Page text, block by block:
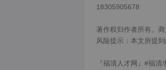
18305905678
著作权归作者所有。
风险提示：本文所提
『福清人才网』#福